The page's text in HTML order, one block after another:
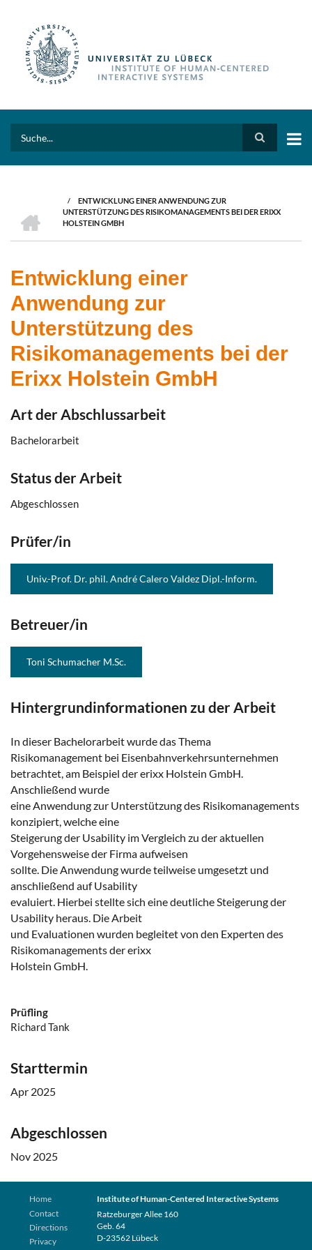
content
BREADCRUMB
/
ENTWICKLUNG EINER ANWENDUNG ZUR
UNTERSTÜTZUNG DES RISIKOMANAGEMENTS BEI DER ERIXX
HOLSTEIN GMBH
Entwicklung einer
Anwendung zur
Unterstützung des
Risikomanagements bei der
Erixx Holstein GmbH
Art der Abschlussarbeit
Bachelorarbeit
Status der Arbeit
Abgeschlossen
Prüfer/in
Univ.-Prof. Dr. phil. André Calero Valdez Dipl.-Inform.
Betreuer/in
Toni Schumacher M.Sc.
Hintergrundinformationen zu der Arbeit
In dieser Bachelorarbeit wurde das Thema
Risikomanagement bei Eisenbahnverkehrsunternehmen
betrachtet, am Beispiel der erixx Holstein GmbH.
Anschließend wurde
eine Anwendung zur Unterstützung des Risikomanagements
konzipiert, welche eine
Steigerung der Usability im Vergleich zu der aktuellen
Vorgehensweise der Firma aufweisen
sollte. Die Anwendung wurde teilweise umgesetzt und
anschließend auf Usability
evaluiert. Hierbei stellte sich eine deutliche Steigerung der
Usability heraus. Die Arbeit
und Evaluationen wurden begleitet von den Experten des
Risikomanagements der erixx
Holstein GmbH.
Prüfling
Richard Tank
Starttermin
Apr 2025
Abgeschlossen
Nov 2025
Home
Contact
Directions
Privacy
Institute of Human-Centered Interactive Systems
Ratzeburger Allee 160
Geb. 64
D-23562 Lübeck